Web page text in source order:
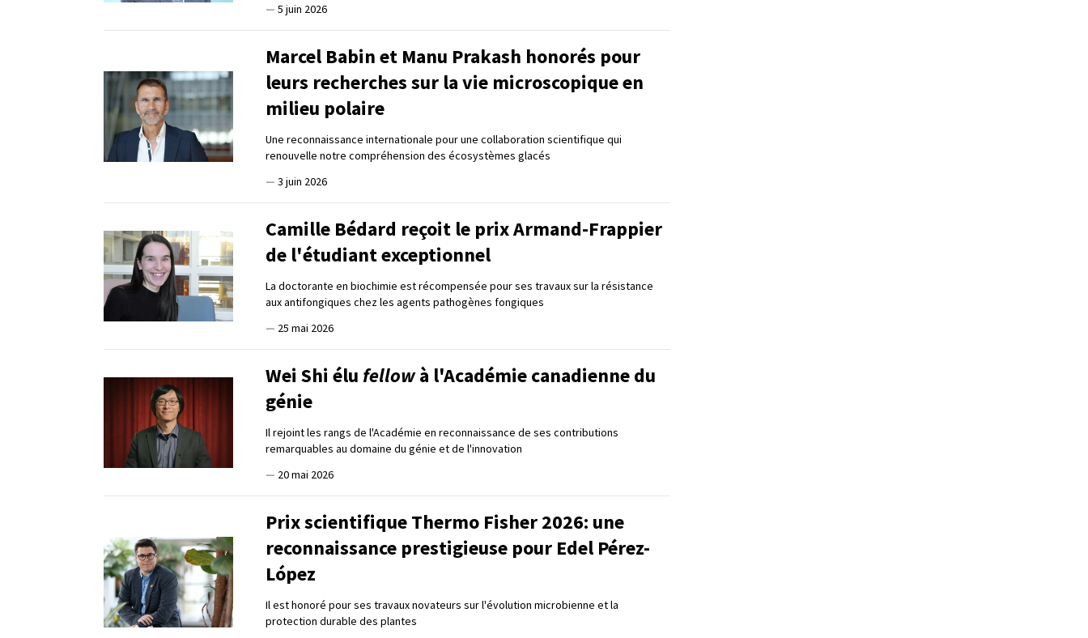
— 5 juin 2026
Marcel Babin et Manu Prakash honorés pour
leurs recherches sur la vie microscopique en
milieu polaire
Une reconnaissance internationale pour une collaboration scientifique qui
renouvelle notre compréhension des écosystèmes glacés
— 3 juin 2026
Camille Bédard reçoit le prix Armand-Frappier
de l'étudiant exceptionnel
La doctorante en biochimie est récompensée pour ses travaux sur la résistance
aux antifongiques chez les agents pathogènes fongiques
— 25 mai 2026
Wei Shi élu fellowà l'Académie canadienne du
génie
Il rejoint les rangs de l'Académie en reconnaissance de ses contributions
remarquables au domaine du génie et de l'innovation
— 20 mai 2026
Prix scientifique Thermo Fisher 2026: une
reconnaissance prestigieuse pour Edel Pérez-
López
Il est honoré pour ses travaux novateurs sur l'évolution microbienne et la
protection durable des plantes